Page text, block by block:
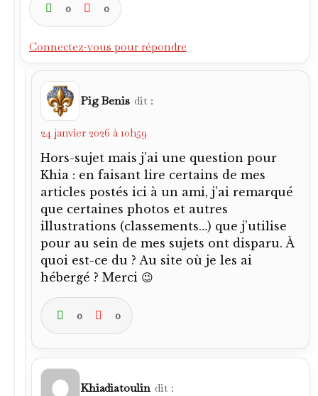
0 0
Connectez-vous pour répondre
Pig Benis dit :
24 janvier 2026 à 10h59
Hors-sujet mais j’ai une question pour
Khia : en faisant lire certains de mes
articles postés ici à un ami, j’ai remarqué
que certaines photos et autres
illustrations (classements…) que j’utilise
pour au sein de mes sujets ont disparu. À
quoi est-ce du ? Au site où je les ai
hébergé ? Merci 😉
0 0
Khiadiatoulin dit :